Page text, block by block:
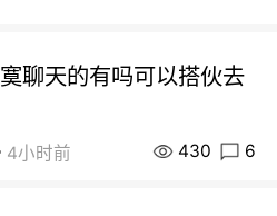
聊天的有吗可以搭伙去
4小时前 430 6